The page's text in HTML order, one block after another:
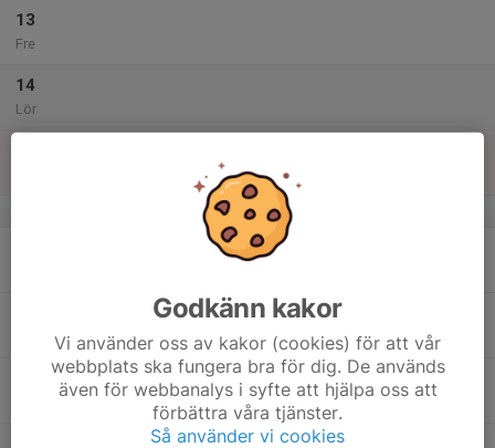
13
Fre
14
Lör
v.25
Sommarträning 2025
18:00
19:30
Sommarträning 2025
Vulkangatan 6
Godkänn kakor
Vi använder oss av kakor (cookies) för att vår
webbplats ska fungera bra för dig. De används
även för webbanalys i syfte att hjälpa oss att
förbättra våra tjänster.
Så använder vi cookies